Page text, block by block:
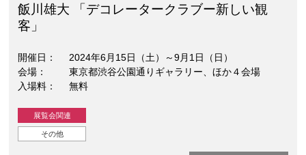
飯川雄大 「デコレータークラブー新しい観
客」
開催日
2024年6月15日（土）～9月1日（日）
会場
東京都渋谷公園通りギャラリー、ほか４会場
入場料
無料
展覧会関連
その他